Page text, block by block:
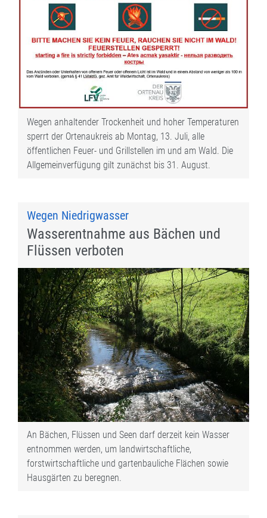
Wegen anhaltender Trockenheit und hoher Temperaturen
sperrt der Ortenaukreis ab Montag, 13. Juli, alle
öffentlichen Feuer- und Grillstellen im und am Wald. Die
Allgemeinverfügung gilt zunächst bis 31. August.
Wegen Niedrigwasser
Wasserentnahme aus Bächen und
Flüssen verboten
An Bächen, Flüssen und Seen darf derzeit kein Wasser
entnommen werden, um landwirtschaftliche,
forstwirtschaftliche und gartenbauliche Flächen sowie
Hausgärten zu beregnen.